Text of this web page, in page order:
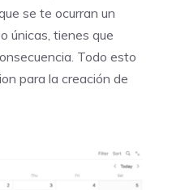
se te ocurran un
únicas, tienes que
Todo esto
para la creación de